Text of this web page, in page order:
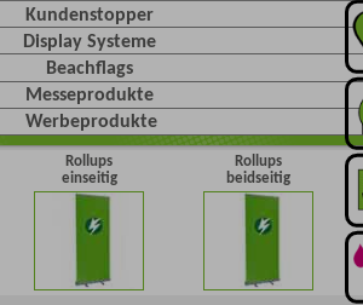
Kundenstopper
Display Systeme
Beachflags
Messeprodukte
Werbeprodukte
Rollups
einseitig
Rollups
beidseitig